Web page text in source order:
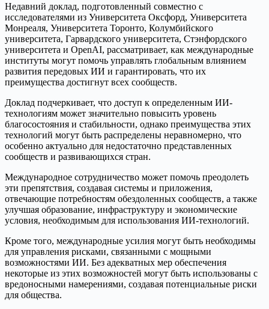
Недавний доклад, подготовленный совместно с
исследователями из Университета Оксфорд, Университета
Монреаля, Университета Торонто, Колумбийского
университета, Гарвардского университета, Стэнфордского
университета и OpenAI, рассматривает, как международные
институты могут помочь управлять глобальным влиянием
развития передовых ИИ и гарантировать, что их
преимущества достигнут всех сообществ.
Доклад подчеркивает, что доступ к определенным ИИ-
технологиям может значительно повысить уровень
благосостояния и стабильности, однако преимущества этих
технологий могут быть распределены неравномерно, что
особенно актуально для недостаточно представленных
сообществ и развивающихся стран.
Международное сотрудничество может помочь преодолеть
эти препятствия, создавая системы и приложения,
отвечающие потребностям обездоленных сообществ, а также
улучшая образование, инфраструктуру и экономические
условия, необходимым для использования ИИ-технологий.
Кроме того, международные усилия могут быть необходимы
для управления рисками, связанными с мощными
возможностями ИИ. Без адекватных мер обеспечения
некоторые из этих возможностей могут быть использованы с
вредоносными намерениями, создавая потенциальные риски
для общества.